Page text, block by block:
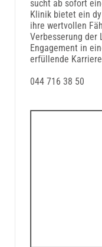
sucht ab sofort
Klinik bietet ein
ihre wertvollen
Verbesserung
Engagement in
erfüllende
044 716 38 50